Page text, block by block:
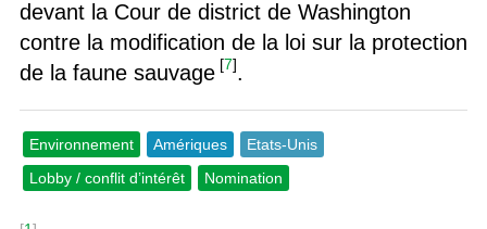
devant la Cour de district de Washington
contre la modification de la loi sur la protection
de la faune sauvage [7].
Environnement Amériques
Etats-Unis
Lobby / conflit d’intérêt
Nomination